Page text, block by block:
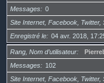
Messages
0
Site Internet, Facebook,
Enregistré le
04 avr. 2018,
Rang, Nom d’utilisateur
Messages
102
Site Internet, Facebook,